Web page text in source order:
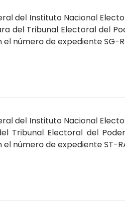
del Instituto Nacional
del Tribunal Electoral del
número de expediente SG-
del Instituto Nacional
Tribunal Electoral del
número de expediente ST-